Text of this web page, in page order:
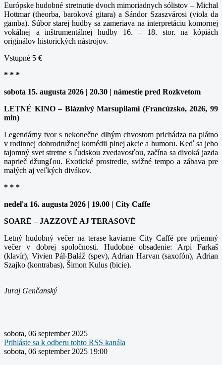
Európske hudobné stretnutie dvoch mimoriadnych sólistov – Michal
Hottmar (theorba, baroková gitara) a Sándor Szaszvárosi (viola da
gamba). Súbor starej hudby sa zameriava na interpretáciu komornej
vokálnej a inštrumentálnej hudby 16. – 18. stor. na kópiách
originálov historických nástrojov.
Vstupné 5 €
* * *
sobota 15. augusta 2026 | 20.30 | námestie pred Rozkvetom
LETNÉ KINO – Bláznivý Marsupilami (Francúzsko, 2026, 99
min)
Legendárny tvor s nekonečne dlhým chvostom prichádza na plátno
v rodinnej dobrodružnej komédii plnej akcie a humoru. Keď sa jeho
tajomný svet stretne s ľudskou zvedavosťou, začína sa divoká jazda
naprieč džungľou. Exotické prostredie, svižné tempo a zábava pre
malých aj veľkých divákov.
* * *
nedeľa 16. augusta 2026 | 19.00 | City Caffe
SOARÉ – JAZZOVÉ AJ TERASOVÉ
Letný hudobný večer na terase kaviarne City Caffé pre príjemný
večer v dobrej spoločnosti. Hudobné obsadenie: Arpi Farkaš
(klavír), Vivien Pál-Baláž (spev), Adrian Harvan (saxofón), Adrian
Szajko (kontrabas), Šimon Kulus (bicie).
Juraj Genčanský
sobota, 06 september 2025
Prihláste sa k odberu tohto RSS kanála
sobota, 06 september 2025 19:00